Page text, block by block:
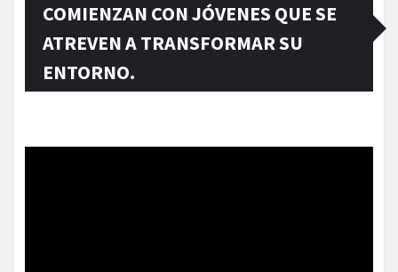
COMIENZAN CON JÓVENES QUE SE
ATREVEN A TRANSFORMAR SU
ENTORNO.